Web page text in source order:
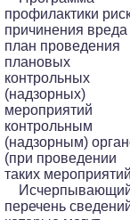
профилактики
причинения вреда
план проведения
плановых
контрольных
(надзорных)
мероприятий
контрольным
(надзорным)
(при проведении
таких
перечень